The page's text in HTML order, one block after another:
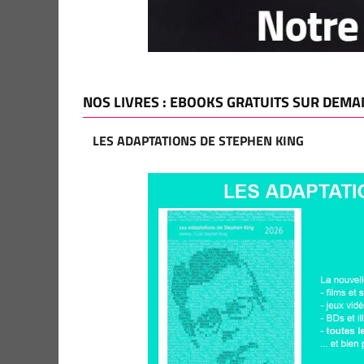
NOS LIVRES : EBOOKS GRATUITS SUR
LES ADAPTATIONS DE STEPHEN KING